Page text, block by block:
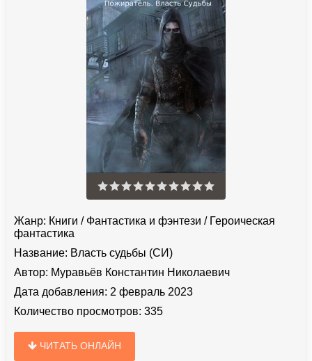
Жанр: Книги / Фантастика и фэнтези / Героическая
фантастика
Название: Власть судьбы (СИ)
Автор: Муравьёв Константин Николаевич
Дата добавления: 2 февраль 2023
Количество просмотров: 335
ЧИТАТЬ ОНЛАЙН